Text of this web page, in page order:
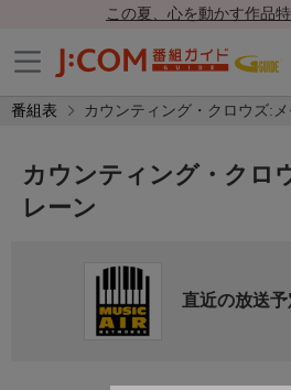
この夏、心を動かす作品
番組表 カウンティング・クロウズ:
カウンティング・クロ
レーン
直近の放送